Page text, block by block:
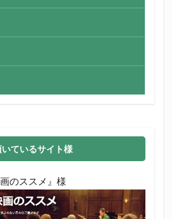
ているサイト様
のススメ』様